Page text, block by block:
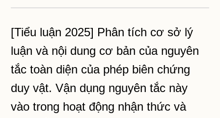
[Tiểu luận 2025] Phân tích cơ sở lý
luận và nội dung cơ bản của nguyên
tắc toàn diện của phép biên chứng
duy vật. Vận dụng nguyên tắc này
vào trong hoạt động nhận thức và